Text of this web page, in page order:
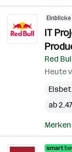
Einblicke
IT
Red
Heute
ab
Merken